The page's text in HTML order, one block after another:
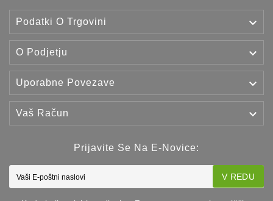
Podatki O Trgovini 
O Podjetju 
Uporabne Povezave 
Vaš Račun 
Prijavite Se Na E-Novice:
V REDU